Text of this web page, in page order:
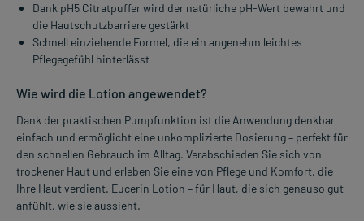
Dank pH5 Citratpuffer wird der natürliche pH-Wert bewahrt und
die Hautschutzbarriere gestärkt
Schnell einziehende Formel, die ein angenehm leichtes
Pflegegefühl hinterlässt
Wie wird die Lotion angewendet?
Dank der praktischen Pumpfunktion ist die Anwendung denkbar
einfach und ermöglicht eine unkomplizierte Dosierung – perfekt für
den schnellen Gebrauch im Alltag. Verabschieden Sie sich von
trockener Haut und erleben Sie eine von Pflege und Komfort, die
Ihre Haut verdient. Eucerin Lotion – für Haut, die sich genauso gut
anfühlt, wie sie aussieht.